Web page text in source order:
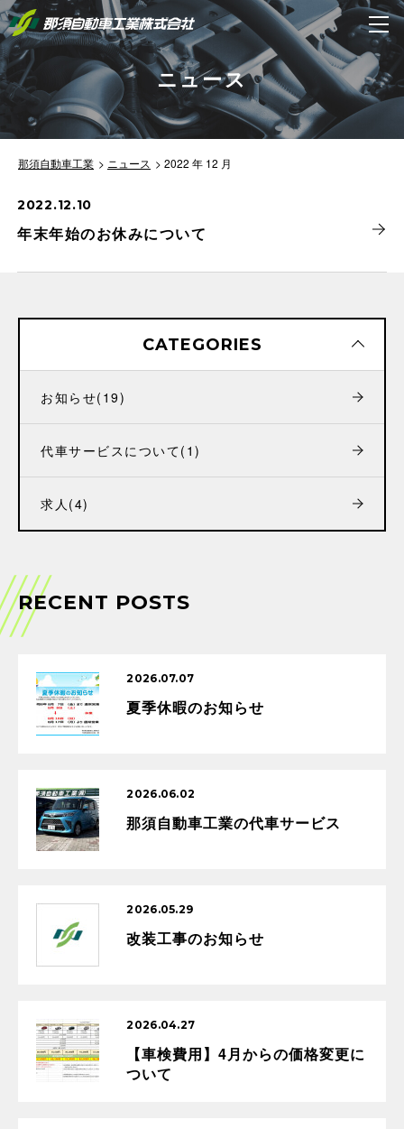
ニュース
那須自動車工業 ニュース 2022 年 12 月
2022.12.10
年末年始のお休みについて
CATEGORIES
お知らせ(19)
代車サービスについて(1)
求人 (4)
RECENT POSTS
2026.07.07
夏季休暇のお知らせ
2026.06.02
那須自動車工業の代車サービス
2026.05.29
改装工事のお知らせ
2026.04.27
【車検費用】4月からの価格変更に
ついて